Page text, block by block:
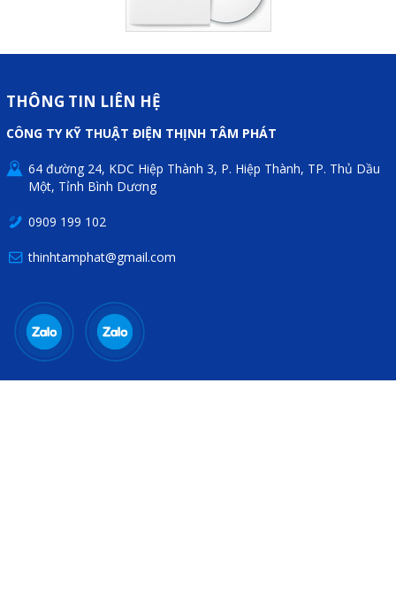
THÔNG TIN LIÊN HỆ
CÔNG TY KỸ THUẬT ĐIỆN THỊNH TÂM PHÁT
64 đường 24, KDC Hiệp Thành 3, P. Hiệp Thành, TP. Thủ Dầu
Một, Tỉnh Bình Dương
0909 199 102
thinhtamphat@gmail.com